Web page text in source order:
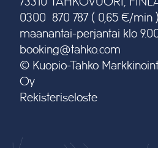
73310 TAHKOVUORI,
0300 870 787 ( 0,65 €/min )
maanantai-perjantai klo
booking@tahko.com
© Kuopio-Tahko
Oy
Rekisteriseloste